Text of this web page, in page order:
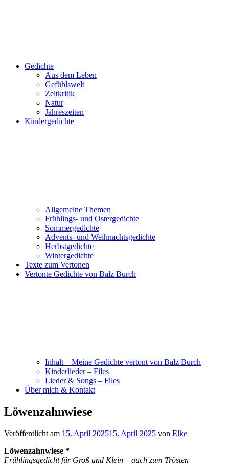
Gedichte
Aus dem Leben
Gefühlswelt
Zeitkritik
Natur
Jahreszeiten
Kindergedichte
Allgemeine Themen
Frühlings- und Ostergedichte
Sommergedichte
Advents- und Weihnachtsgedichte
Herbstgedichte
Wintergedichte
Texte zum Vertonen
Vertonte Gedichte von Balz Burch
Inhalt – Meine Gedichte vertont von Balz Burch
Kinderlieder – Files
Lieder & Songs – Files
Über mich & Kontakt
Löwenzahnwiese
Veröffentlicht am 15. April 202515. April 2025 von Elke
Löwenzahnwiese *
Frühlingsgedicht für Groß und Klein – auch zum Trösten –